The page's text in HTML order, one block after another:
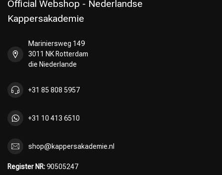
Official Webshop - Nederlandse
Kappersakademie
Mariniersweg 149
3011 NK Rotterdam
die Niederlande
+31 85 808 5957
+31 10 413 6510
shop@kappersakademie.nl
Register NR:90505247